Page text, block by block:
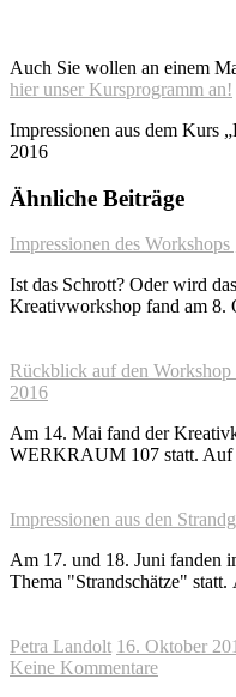
Auch Sie wollen an einem
hier unser Kursprogramm an!
Impressionen aus dem Kurs
2016
Ähnliche Beiträge
Impressionen des
Ist das Schrott? Oder wird
Kreativworkshop fand am
Rückblick auf den
2016
Am 14. Mai fand der
WERKRAUM 107 statt.
Impressionen aus den
Am 17. und 18. Juni fanden
Thema "Strandschätze"
Petra Landolt 16. Oktober
Keine Kommentare